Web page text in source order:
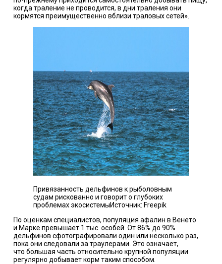
когда траление не проводится, в дни траления они
кормятся преимущественно вблизи траловых сетей».
Привязанность дельфинов к рыболовным
судам рискованно и говорит о глубоких
проблемах экосистемыИсточник: Freepik
По оценкам специалистов, популяция афалин в Венето
и Марке превышает 1 тыс. особей. От 86% до 90%
дельфинов сфотографировали один или несколько раз,
пока они следовали за траулерами. Это означает,
что большая часть относительно крупной популяции
регулярно добывает корм таким способом.